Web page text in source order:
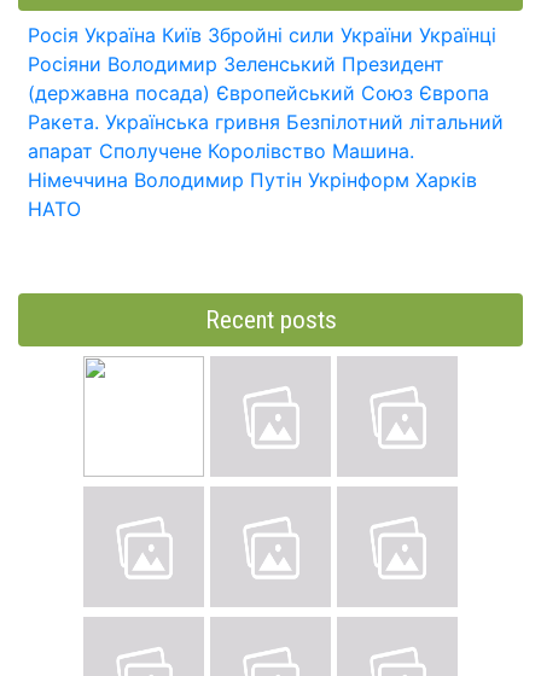
Росія Україна Київ Збройні сили України Українці
Росіяни Володимир Зеленський Президент
(державна посада) Європейський Союз Європа
Ракета. Українська гривня Безпілотний літальний
апарат Сполучене Королівство Машина.
Німеччина Володимир Путін Укрінформ Харків
НАТО
Recent posts